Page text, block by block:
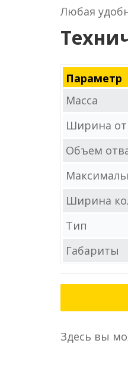
Любая
Параметр
Масса
Ширина
Объем
Ширина
Тип
Габариты
Здесь вы